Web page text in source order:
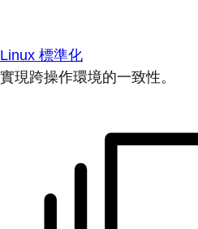
Linux 標準化
實現跨操作環境的一致性。